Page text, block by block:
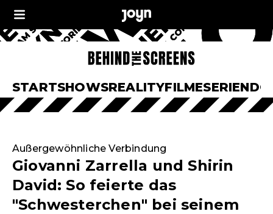
STARTSHOWSREALITYFILMESERIEN
Außergewöhnliche Verbindung
Giovanni Zarrella und Shirin
David: So feierte das
"Schwesterchen" bei seinem